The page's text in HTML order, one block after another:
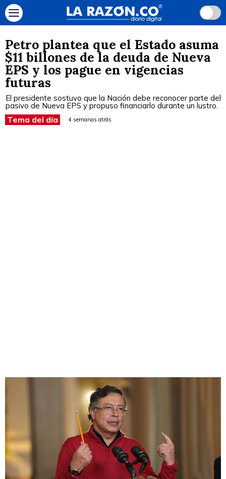
Petro plantea que el Estado asuma
$11 billones de la deuda de Nueva
EPS y los pague en vigencias
futuras
El presidente sostuvo que la Nación debe reconocer parte del
pasivo de Nueva EPS y propuso financiarlo durante un lustro.
Tema del día 4 semanas atrás